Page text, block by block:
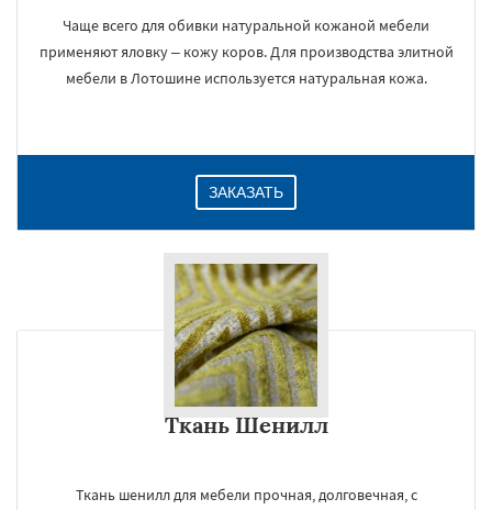
Чаще всего для обивки натуральной кожаной мебели
применяют яловку – кожу коров. Для производства элитной
мебели в Лотошине используется натуральная кожа.
ЗАКАЗАТЬ
Ткань Шенилл
Ткань шенилл для мебели прочная, долговечная, с